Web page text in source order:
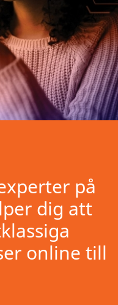
på
dig att
online till